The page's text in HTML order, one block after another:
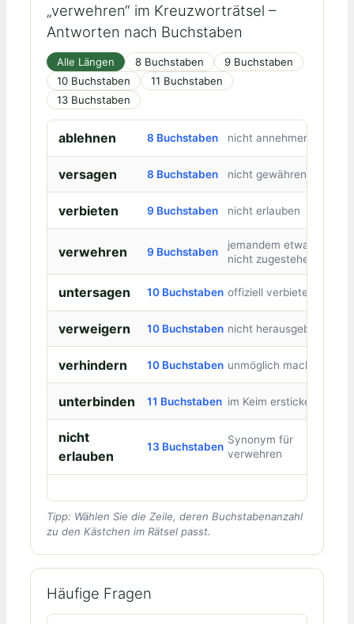
„verwehren“ im Kreuzworträtsel –
Antworten nach Buchstaben
Alle Längen 8 Buchstaben
9 Buchstaben
10 Buchstaben
11 Buchstaben
13 Buchstaben
ablehnen 8 Buchstaben nicht annehmen
versagen 8 Buchstaben nicht gewähren
verbieten 9 Buchstaben nicht erlauben
verwehren 9 Buchstaben
jemandem etwas
nicht zugestehen
untersagen 10 Buchstaben offiziell verbieten
verweigern 10 Buchstaben nicht herausgeben
verhindern 10 Buchstaben unmöglich machen
unterbinden 11 Buchstaben im Keim ersticken
nicht
erlauben
13 Buchstaben
Synonym für
verwehren
Tipp: Wählen Sie die Zeile, deren Buchstabenanzahl
zu den Kästchen im Rätsel passt.
Häufige Fragen